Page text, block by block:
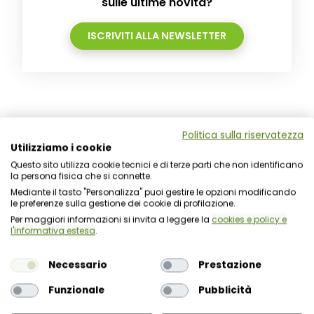
ISCRIVITI ALLA NEWSLETTER
Notizie correlate
Obbligatorietà del canale orale
whistleblowing: modalità, rischi
e adeguamento
Politica sulla riservatezza
Utilizziamo i cookie
Questo sito utilizza cookie tecnici e di terze parti che non identificano
la persona fisica che si connette.
Mediante il tasto "Personalizza" puoi gestire le opzioni modificando
le preferenze sulla gestione dei cookie di profilazione.
Per maggiori informazioni si invita a leggere la cookies e policy e
l'informativa estesa.
Necessario
Prestazione
Funzionale
Pubblicità